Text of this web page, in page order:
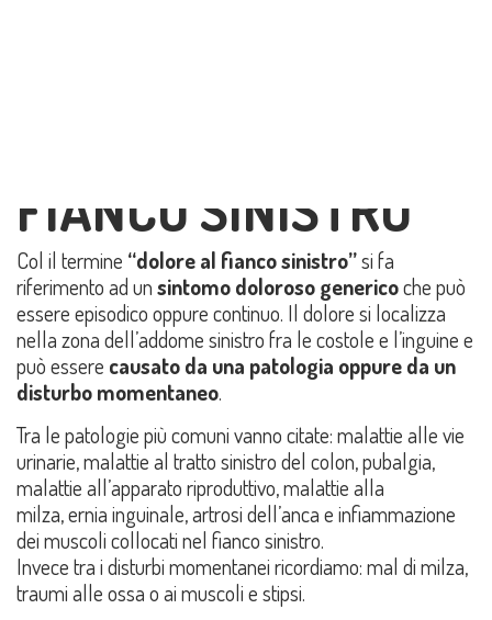
FIANCO SINISTRO
Col il termine “dolore al fianco sinistro”si fa
riferimento ad unsintomo doloroso genericoche può
essere episodico oppure continuo. Il dolore si localizza
nella zona dell’addome sinistro fra le costole e l’inguine e
può essere causato da una patologia oppure da un
disturbo momentaneo.
Tra le patologie più comuni vanno citate: malattie alle vie
urinarie, malattie al tratto sinistro del colon, pubalgia,
malattie all’apparato riproduttivo, malattie alla
milza, ernia inguinale, artrosi dell’anca e infiammazione
dei muscoli collocati nel fianco sinistro.
Invece tra i disturbi momentanei ricordiamo: mal di milza,
traumi alle ossa o ai muscoli e stipsi.